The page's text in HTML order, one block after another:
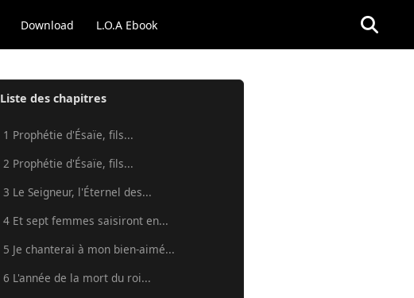
Download L.O.A Ebook
Liste des chapitres
1 Prophétie d'Ésaïe, fils...
2 Prophétie d'Ésaïe, fils...
3 Le Seigneur, l'Éternel des...
4 Et sept femmes saisiront en...
5 Je chanterai à mon bien-aimé...
6 L'année de la mort du roi...